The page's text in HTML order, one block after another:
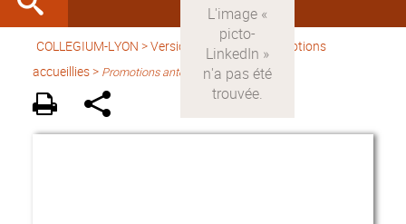
COLLEGIUM-LYON >Version française> Promotions
accueillies > Promotions antérieures